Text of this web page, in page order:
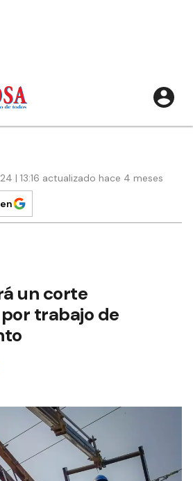
| 13:16 actualizado hace 4 meses
un corte
trabajo de